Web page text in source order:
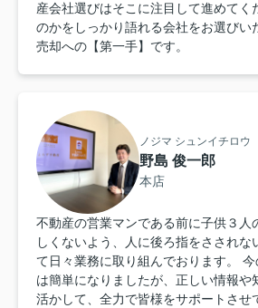
産会社選びはそこに注目して進めてく
のかをしっかり語れる会社をお選びい
売却への【第一手】です。
ノジマ シュンイチロウ
野島 俊一郎
本店
不動産の営業マンである前に子供３人
しくないよう、人に後ろ指をさされな
て日々業務に取り組んでおります。
は簡単になりましたが、正しい情報や
活かして、全力で皆様をサポートさせ